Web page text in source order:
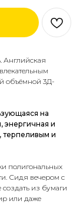
Английская
объёмной 3Д-
на
энергичная и
терпеливым и
полигональных
Сидя вечером с
из бумаги
или даже